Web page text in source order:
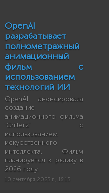
OpenAI
разрабатывает
полнометражный
анимационный
фильм с
использованием
технологий ИИ
OpenAI анонсировала
создание
анимационного фильма
'Critterz' с
использованием
искусственного
интеллекта. Фильм
планируется к релизу в
2026 году.
10 сентября 2025 г., 15:15